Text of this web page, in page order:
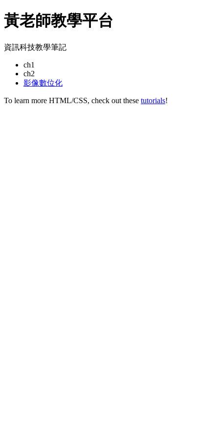
黃老師教學平台
資訊科技教學筆記
ch1
ch2
影像數位化
To learn more HTML/CSS, check out these tutorials!